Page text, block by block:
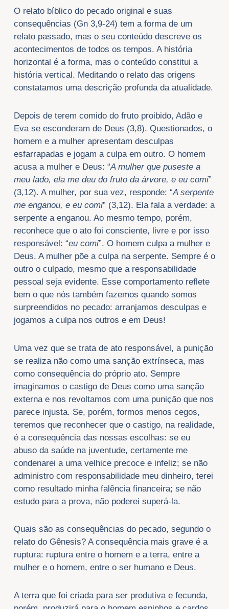
O relato bíblico do pecado original e suas
consequências (Gn 3,9-24) tem a forma de um
relato passado, mas o seu conteúdo descreve os
acontecimentos de todos os tempos. A história
horizontal é a forma, mas o conteúdo constitui a
história vertical. Meditando o relato das origens
constatamos uma descrição profunda da atualidade.
Depois de terem comido do fruto proibido, Adão e
Eva se esconderam de Deus (3,8). Questionados, o
homem e a mulher apresentam desculpas
esfarrapadas e jogam a culpa em outro. O homem
acusa a mulher e Deus: “A mulher que puseste a
meu lado, ela me deu do fruto da árvore, e eu comi”
(3,12). A mulher, por sua vez, responde: “A serpente
me enganou, e eu comi” (3,12). Ela fala a verdade: a
serpente a enganou. Ao mesmo tempo, porém,
reconhece que o ato foi consciente, livre e por isso
responsável: “eu comi”. O homem culpa a mulher e
Deus. A mulher põe a culpa na serpente. Sempre é o
outro o culpado, mesmo que a responsabilidade
pessoal seja evidente. Esse comportamento reflete
bem o que nós também fazemos quando somos
surpreendidos no pecado: arranjamos desculpas e
jogamos a culpa nos outros e em Deus!
Uma vez que se trata de ato responsável, a punição
se realiza não como uma sanção extrínseca, mas
como consequência do próprio ato. Sempre
imaginamos o castigo de Deus como uma sanção
externa e nos revoltamos com uma punição que nos
parece injusta. Se, porém, formos menos cegos,
teremos que reconhecer que o castigo, na realidade,
é a consequência das nossas escolhas: se eu
abuso da saúde na juventude, certamente me
condenarei a uma velhice precoce e infeliz; se não
administro com responsabilidade meu dinheiro, terei
como resultado minha falência financeira; se não
estudo para a prova, não poderei superá-la.
Quais são as consequências do pecado, segundo o
relato do Gênesis? A consequência mais grave é a
ruptura: ruptura entre o homem e a terra, entre a
mulher e o homem, entre o ser humano e Deus.
A terra que foi criada para ser produtiva e fecunda,